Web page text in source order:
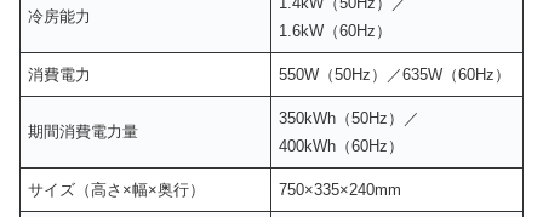
冷房能力
1.6kW（60Hz）
消費電力 550W（50Hz）／635W（60Hz）
期間消費電力量
350kWh（50Hz）／
400kWh（60Hz）
サイズ（高さ×幅×奥行） 750×335×240mm